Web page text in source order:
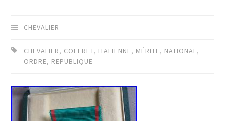
CHEVALIER
CHEVALIER, COFFRET, ITALIENNE, MÉRITE, NATIONAL,
ORDRE, REPUBLIQUE